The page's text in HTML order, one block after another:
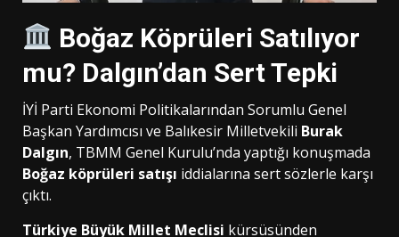
Boğaz Köprüleri Satılıyor
mu? Dalgın’dan Sert Tepki
İYİ Parti Ekonomi Politikalarından Sorumlu Genel
Başkan Yardımcısı ve Balıkesir Milletvekili Burak
Dalgın, TBMM Genel Kurulu’nda yaptığı konuşmada
Boğaz köprüleri satışı iddialarına sert sözlerle karşı
çıktı.
Türkiye Büyük Millet Meclisi kürsüsünden